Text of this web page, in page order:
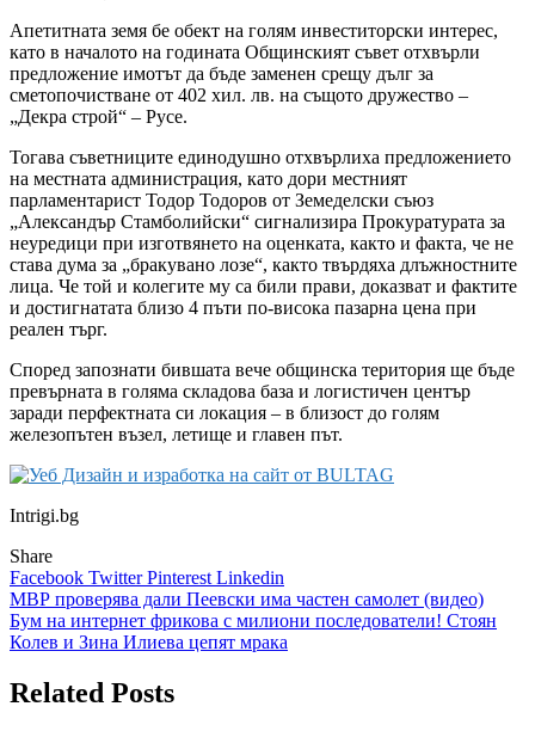
Апетитната земя бе обект на голям инвеститорски интерес,
като в началото на годината Общинският съвет отхвърли
предложение имотът да бъде заменен срещу дълг за
сметопочистване от 402 хил. лв. на същото дружество –
„Декра строй“ – Русе.
Тогава съветниците единодушно отхвърлиха предложението
на местната администрация, като дори местният
парламентарист Тодор Тодоров от Земеделски съюз
„Александър Стамболийски“ сигнализира Прокуратурата за
неуредици при изготвянето на оценката, както и факта, че не
става дума за „бракувано лозе“, както твърдяха длъжностните
лица. Че той и колегите му са били прави, доказват и фактите
и достигнатата близо 4 пъти по-висока пазарна цена при
реален търг.
Според запознати бившата вече общинска територия ще бъде
превърната в голяма складова база и логистичен център
заради перфектната си локация – в близост до голям
железопътен възел, летище и главен път.
Intrigi.bg
Share
Facebook TwitterPinterest Linkedin
Навигация
МВР проверява дали Пеевски има частен самолет (видео)
Бум на интернет фрикова с милиони последователи! Стоян
Колев и Зина Илиева цепят мрака
Related Posts